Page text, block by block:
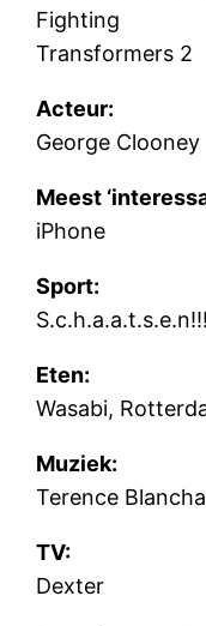
Fighting
Transformers 2
Acteur:
George Clooney
Meest
iPhone
Sport:
S.c.h.a.a.t.s.e.n!!!
Eten:
Wasabi,
Muziek:
Terence
TV:
Dexter